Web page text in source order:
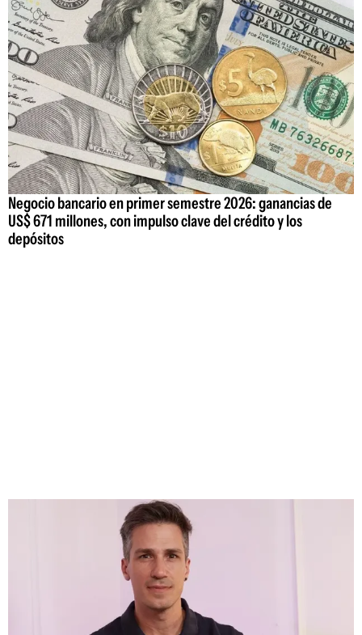
Negocio bancario en primer semestre 2026: ganancias de
US$ 671 millones, con impulso clave del crédito y los
depósitos